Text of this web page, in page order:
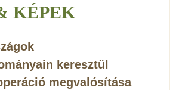
KÉPEK
keresztül
megvalósítása